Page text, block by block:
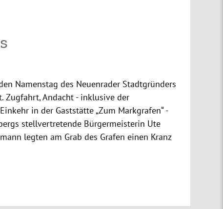
Namenstag des Neuenrader Stadtgründers
Zugfahrt, Andacht - inklusive der
in der Gaststätte „Zum Markgrafen“ -
stellvertretende Bürgermeisterin Ute
legten am Grab des Grafen einen Kranz